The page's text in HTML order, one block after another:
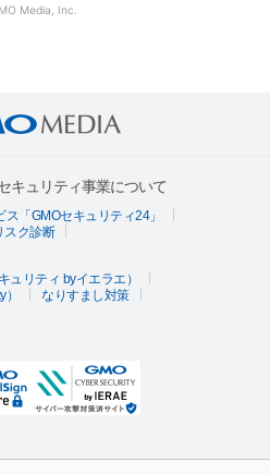
Media, Inc.
キュリティ事業について
「GMOセキュリティ24」
スク診断
ュリティ byイエラエ）
なりすまし対策